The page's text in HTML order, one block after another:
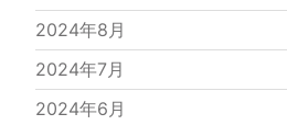
2024年8月
2024年7月
2024年6月